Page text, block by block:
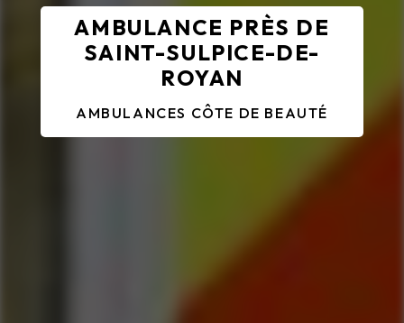
AMBULANCE PRÈS DE
SAINT-SULPICE-DE-
ROYAN
AMBULANCES CÔTE DE BEAUTÉ